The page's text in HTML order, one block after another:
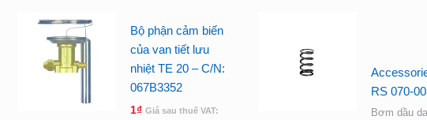
Bộ phận cảm biến
của van tiết lưu
nhiệt TE 20 – C/N:
067B3352
1₫ Giá sau thuế VAT:
RS 070-
Bơm dầu